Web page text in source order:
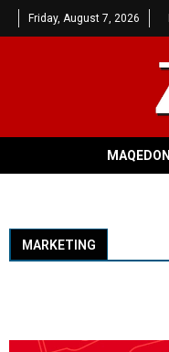
Friday, August 7, 2026
MAQEDONI
MARKETING